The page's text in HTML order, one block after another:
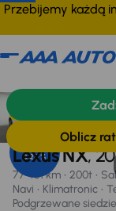
Przebijemy każdą
Extra zniżka 4
8,25 %
Lexus NX,
77 461 km 200t
Navi
Klimatronic
Podgrzewane
Oblicz